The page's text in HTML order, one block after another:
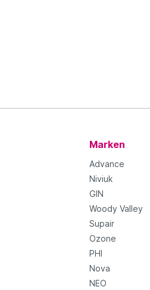
Marken
Advance
Niviuk
GIN
Woody Valley
Supair
Ozone
PHI
Nova
NEO